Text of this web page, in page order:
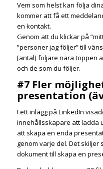
Vem som helst kan följa
kommer att få ett
en kontakt.
Genom att du klickar på
”personer jag följer” till
[antal] följare nära toppen
och de som du följer.
#7 Fler
presentation
I ett inlägg på LinkedIn
innehållsskapare att ladda
att skapa en enda
genom varje del. Det skiljer
dokument till skapa en